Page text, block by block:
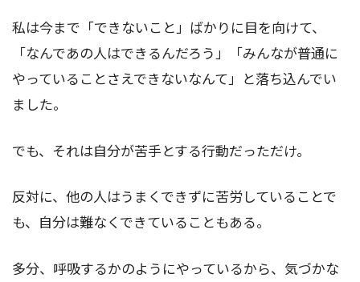
私は今まで「できないこと」ばかりに目を向けて、
「なんであの人はできるんだろう」「みんなが普通に
やっていることさえできないなんて」と落ち込んでい
ました。
でも、それは自分が苦手とする行動だっただけ。
反対に、他の人はうまくできずに苦労していることで
も、自分は難なくできていることもある。
多分、呼吸するかのようにやっているから、気づかな